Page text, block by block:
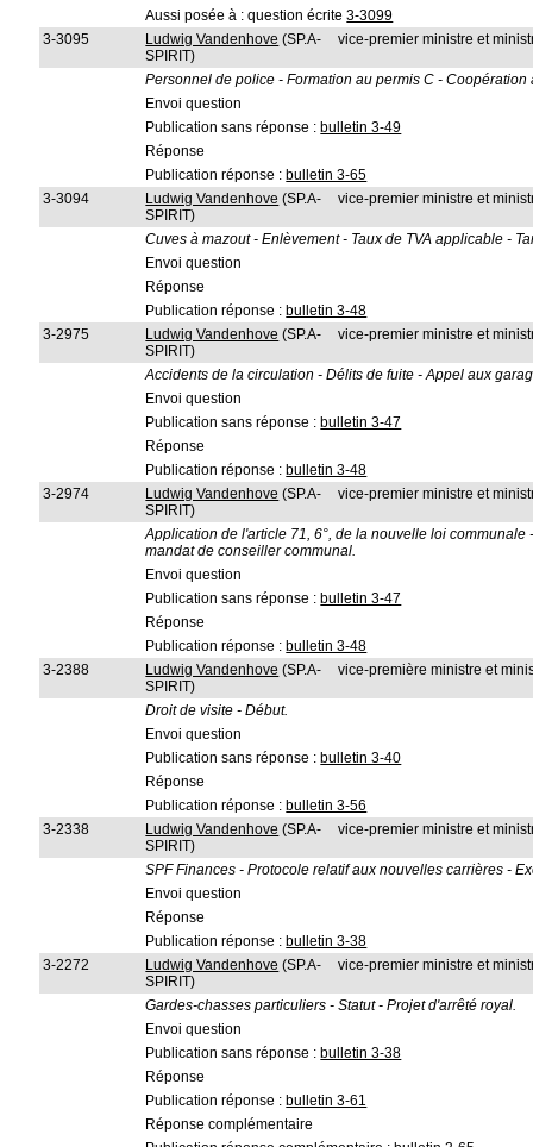
Aussi posée à : question écrite3-3099
3-3095
Ludwig Vandenhove (SP.A-
SPIRIT)
vice-premier ministre et
Personnel de police - Formation au permis C -
Envoi question
Publication sans réponse : bulletin 3-49
Réponse
Publication réponse : bulletin 3-65
3-3094
Ludwig Vandenhove (SP.A-
SPIRIT)
vice-premier ministre et
Cuves à mazout - Enlèvement - Taux de TVA applicable -
Envoi question
Réponse
Publication réponse : bulletin 3-48
3-2975
Ludwig Vandenhove (SP.A-
SPIRIT)
vice-premier ministre et
Accidents de la circulation - Délits de fuite - Appel aux
Envoi question
Publication sans réponse : bulletin 3-47
Réponse
Publication réponse : bulletin 3-48
3-2974
Ludwig Vandenhove (SP.A-
SPIRIT)
vice-premier ministre et
Application de l'article 71, 6°, de la nouvelle loi
mandat de conseiller communal.
Envoi question
Publication sans réponse : bulletin 3-47
Réponse
Publication réponse : bulletin 3-48
3-2388
Ludwig Vandenhove (SP.A-
SPIRIT)
vice-première ministre et
Droit de visite - Début.
Envoi question
Publication sans réponse : bulletin 3-40
Réponse
Publication réponse : bulletin 3-56
3-2338
Ludwig Vandenhove (SP.A-
SPIRIT)
vice-premier ministre et
SPF Finances - Protocole relatif aux nouvelles carrières -
Envoi question
Réponse
Publication réponse : bulletin 3-38
3-2272
Ludwig Vandenhove (SP.A-
SPIRIT)
vice-premier ministre et
Gardes-chasses particuliers - Statut - Projet d'arrêté royal.
Envoi question
Publication sans réponse : bulletin 3-38
Réponse
Publication réponse : bulletin 3-61
Réponse complémentaire